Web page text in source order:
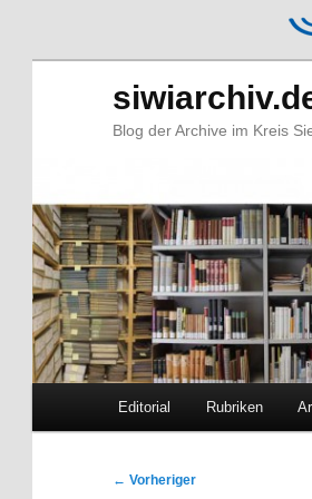
Blog der Archive im Kreis
Zum
Zum
Editorial Rubriken
Beitragsnavigation
← Vorheriger